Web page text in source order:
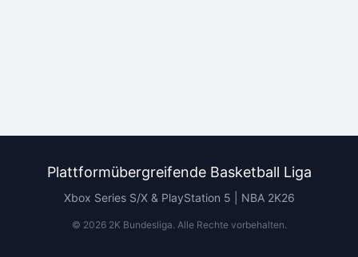
Plattformübergreifende Basketball Liga
Xbox Series S/X & PlayStation 5 | NBA 2K26
© 20262K Bundesliga. Alle Rechte vorbehalten.